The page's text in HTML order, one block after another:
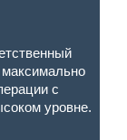
максимально
с
уровне.